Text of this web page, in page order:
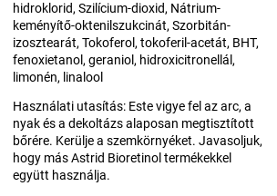
hidroklorid, Szilícium-dioxid, Nátrium-
keményítő-oktenilszukcinát, Szorbitán-
izosztearát, Tokoferol, tokoferil-acetát, BHT,
fenoxietanol, geraniol, hidroxicitronellál,
limonén, linalool
Használati utasítás: Este vigye fel az arc, a
nyak és a dekoltázs alaposan megtisztított
bőrére. Kerülje a szemkörnyéket. Javasoljuk,
hogy más Astrid Bioretinol termékekkel
együtt használja.